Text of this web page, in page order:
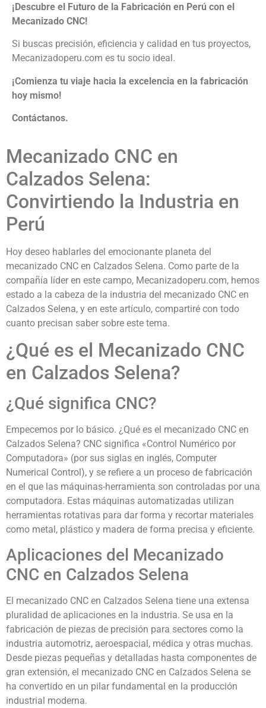
¡Descubre el Futuro de la Fabricación en Perú con el
Mecanizado CNC!
Si buscas precisión, eficiencia y calidad en tus proyectos,
Mecanizadoperu.com es tu socio ideal.
¡Comienza tu viaje hacia la excelencia en la fabricación
hoy mismo!
Contáctanos.
Mecanizado CNC en
Calzados Selena:
Convirtiendo la Industria en
Perú
Hoy deseo hablarles del emocionante planeta del
mecanizado CNC en Calzados Selena. Como parte de la
compañía líder en este campo, Mecanizadoperu.com, hemos
estado a la cabeza de la industria del mecanizado CNC en
Calzados Selena, y en este artículo, compartiré con todo
cuanto precisan saber sobre este tema.
¿Qué es el Mecanizado CNC
en Calzados Selena?
¿Qué significa CNC?
Empecemos por lo básico. ¿Qué es el mecanizado CNC en
Calzados Selena? CNC significa «Control Numérico por
Computadora» (por sus siglas en inglés, Computer
Numerical Control), y se refiere a un proceso de fabricación
en el que las máquinas-herramienta son controladas por una
computadora. Estas máquinas automatizadas utilizan
herramientas rotativas para dar forma y recortar materiales
como metal, plástico y madera de forma precisa y eficiente.
Aplicaciones del Mecanizado
CNC en Calzados Selena
El mecanizado CNC en Calzados Selena tiene una extensa
pluralidad de aplicaciones en la industria. Se usa en la
fabricación de piezas de precisión para sectores como la
industria automotriz, aeroespacial, médica y otras muchas.
Desde piezas pequeñas y detalladas hasta componentes de
gran extensión, el mecanizado CNC en Calzados Selena se
ha convertido en un pilar fundamental en la producción
industrial moderna.